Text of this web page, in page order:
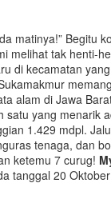
matinya!” Begitu
melihat tak henti-
di kecamatan
alam di Jawa
satu yang menarik
1.429 mdpl.
tenaga, dan
ketemu 7 curug!
tanggal 20